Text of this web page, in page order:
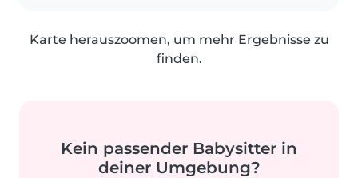
Karte herauszoomen, um mehr Ergebnisse zu
finden.
Kein passender Babysitter in
deiner Umgebung?